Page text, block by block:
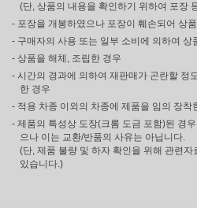
(단, 상품의 내용을 확인하기 위하여 포장
- 포장을 개봉하였으나 포장이 훼손되어 상
- 구매자의 사용 또는 일부 소비에 의하여 상
- 상품을 해체, 조립한 경우
- 시간의 경과에 의하여 재판매가 곤란할 정
한 경우
- 적용 차종 이외의 차종에 제품을 임의 장착
- 제품의 특성상 도장(크롬 도금 포함)된 경
으나 이는 교환/반품의 사유는 아닙니다.
(단, 제품 불량 및 하자 확인을 위해 관련
있습니다.)